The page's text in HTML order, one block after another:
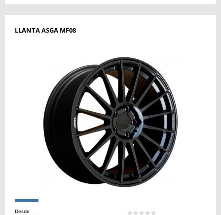
LLANTA ASGA MF08
Desde